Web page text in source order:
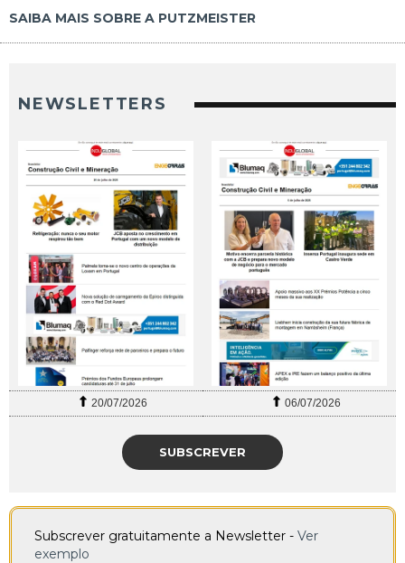
SAIBA MAIS SOBRE A PUTZMEISTER
NEWSLETTERS
20/07/2026 06/07/2026
SUBSCREVER
Subscrever gratuitamente a Newsletter - Ver
exemplo